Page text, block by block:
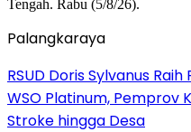
Palangkaraya
RSUD Doris Sylvanus
WSO Platinum, Pemprov
Stroke hingga Desa